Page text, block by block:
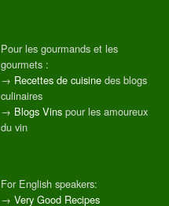
Pour les gourmands et les
gourmets :
→ Recettes de cuisine des blogs
culinaires
→ Blogs Vins pour les amoureux
du vin
For English speakers:
→ Very Good Recipes